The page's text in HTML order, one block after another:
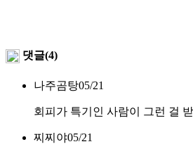
댓글(4)
나주곰탕05/21
회피가 특기인 사람이 그런 걸
찌찌야05/21